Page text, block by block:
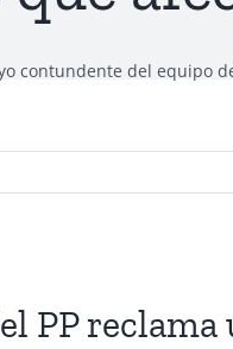
contundente del equipo
PP